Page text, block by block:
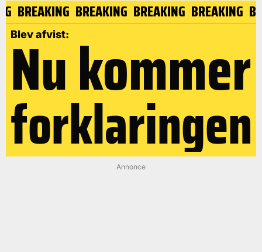
BREAKING BREAKING BREAKING BREAKING
Blev afvist:
Nu kommer
forklaringen
Annonce